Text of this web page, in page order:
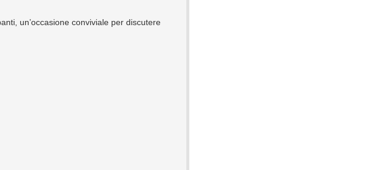
un’occasione conviviale per discutere